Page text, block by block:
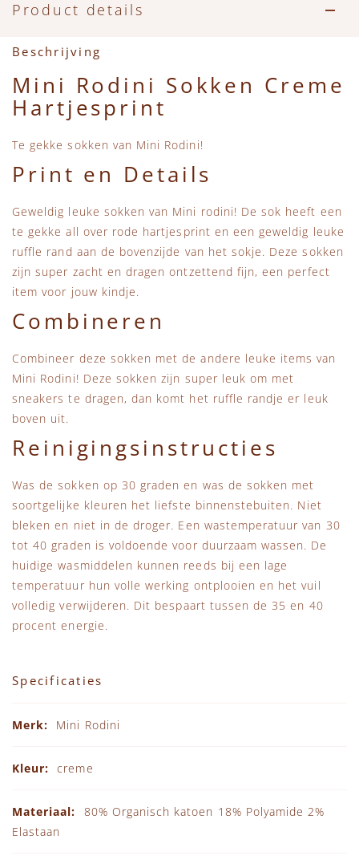
Accessoires
Zwemkleding
Zwemkleding
Feestkleding
Speelgoed
Beren, Speendoekjes en Knuffeldoekjes
Tassen
Verzorgingsproducten
Beren
MarMar Copenhagen
Mini Rodini
+1 in the family
New Balance
Piupiuchick
Play Up
Sproet & Sprout
Tiny Cottons
Product details
Beschrijving
Mini Rodini Sokken Creme
Hartjesprint
Te gekke sokken van Mini Rodini!
Print en Details
Geweldig leuke sokken van Mini rodini! De sok heeft een
te gekke all over rode hartjesprint en een geweldig leuke
ruffle rand aan de bovenzijde van het sokje. Deze sokken
zijn super zacht en dragen ontzettend fijn, een perfect
item voor jouw kindje.
Combineren
Combineer deze sokken met de andere leuke items van
Mini Rodini! Deze sokken zijn super leuk om met
sneakers te dragen, dan komt het ruffle randje er leuk
boven uit.
Reinigingsinstructies
Was de sokken op 30 graden en was de sokken met
soortgelijke kleuren het liefste binnenstebuiten. Niet
bleken en niet in de droger. Een wastemperatuur van 30
tot 40 graden is voldoende voor duurzaam wassen. De
huidige wasmiddelen kunnen reeds bij een lage
temperatuur hun volle werking ontplooien en het vuil
volledig verwijderen. Dit bespaart tussen de 35 en 40
procent energie.
Specificaties
Mini Rodini
creme
80% Organisch katoen 18% Polyamide 2%
Elastaan